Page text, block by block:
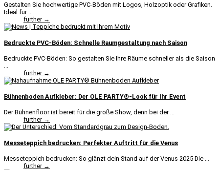
Gestalten Sie hochwertige PVC-Böden mit Logos, Holzoptik oder Grafiken.
Ideal für ...
further →
Bedruckte PVC-Böden: Schnelle Raumgestaltung nach Saison
Bedruckte PVC-Böden: So gestalten Sie Ihre Räume schneller als die Saison
further →
Bühnenboden Aufkleber: Der OLE PARTY®-Look für Ihr Event
Der Bühnenfloor ist bereit für die große Show, denn bei der ...
further →
Messeteppich bedrucken: Perfekter Auftritt für die Venus
Messeteppich bedrucken: So glänzt dein Stand auf der Venus 2025 Die ...
further →